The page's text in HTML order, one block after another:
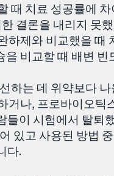
때 치료 성공률에
결론을 내리지 못
하제와 비교했을 때
비교할 때 배변
하는 데 위약보다
거나, 프로바이오
들이 시험에서 탈퇴
있고 사용된 방법
다.